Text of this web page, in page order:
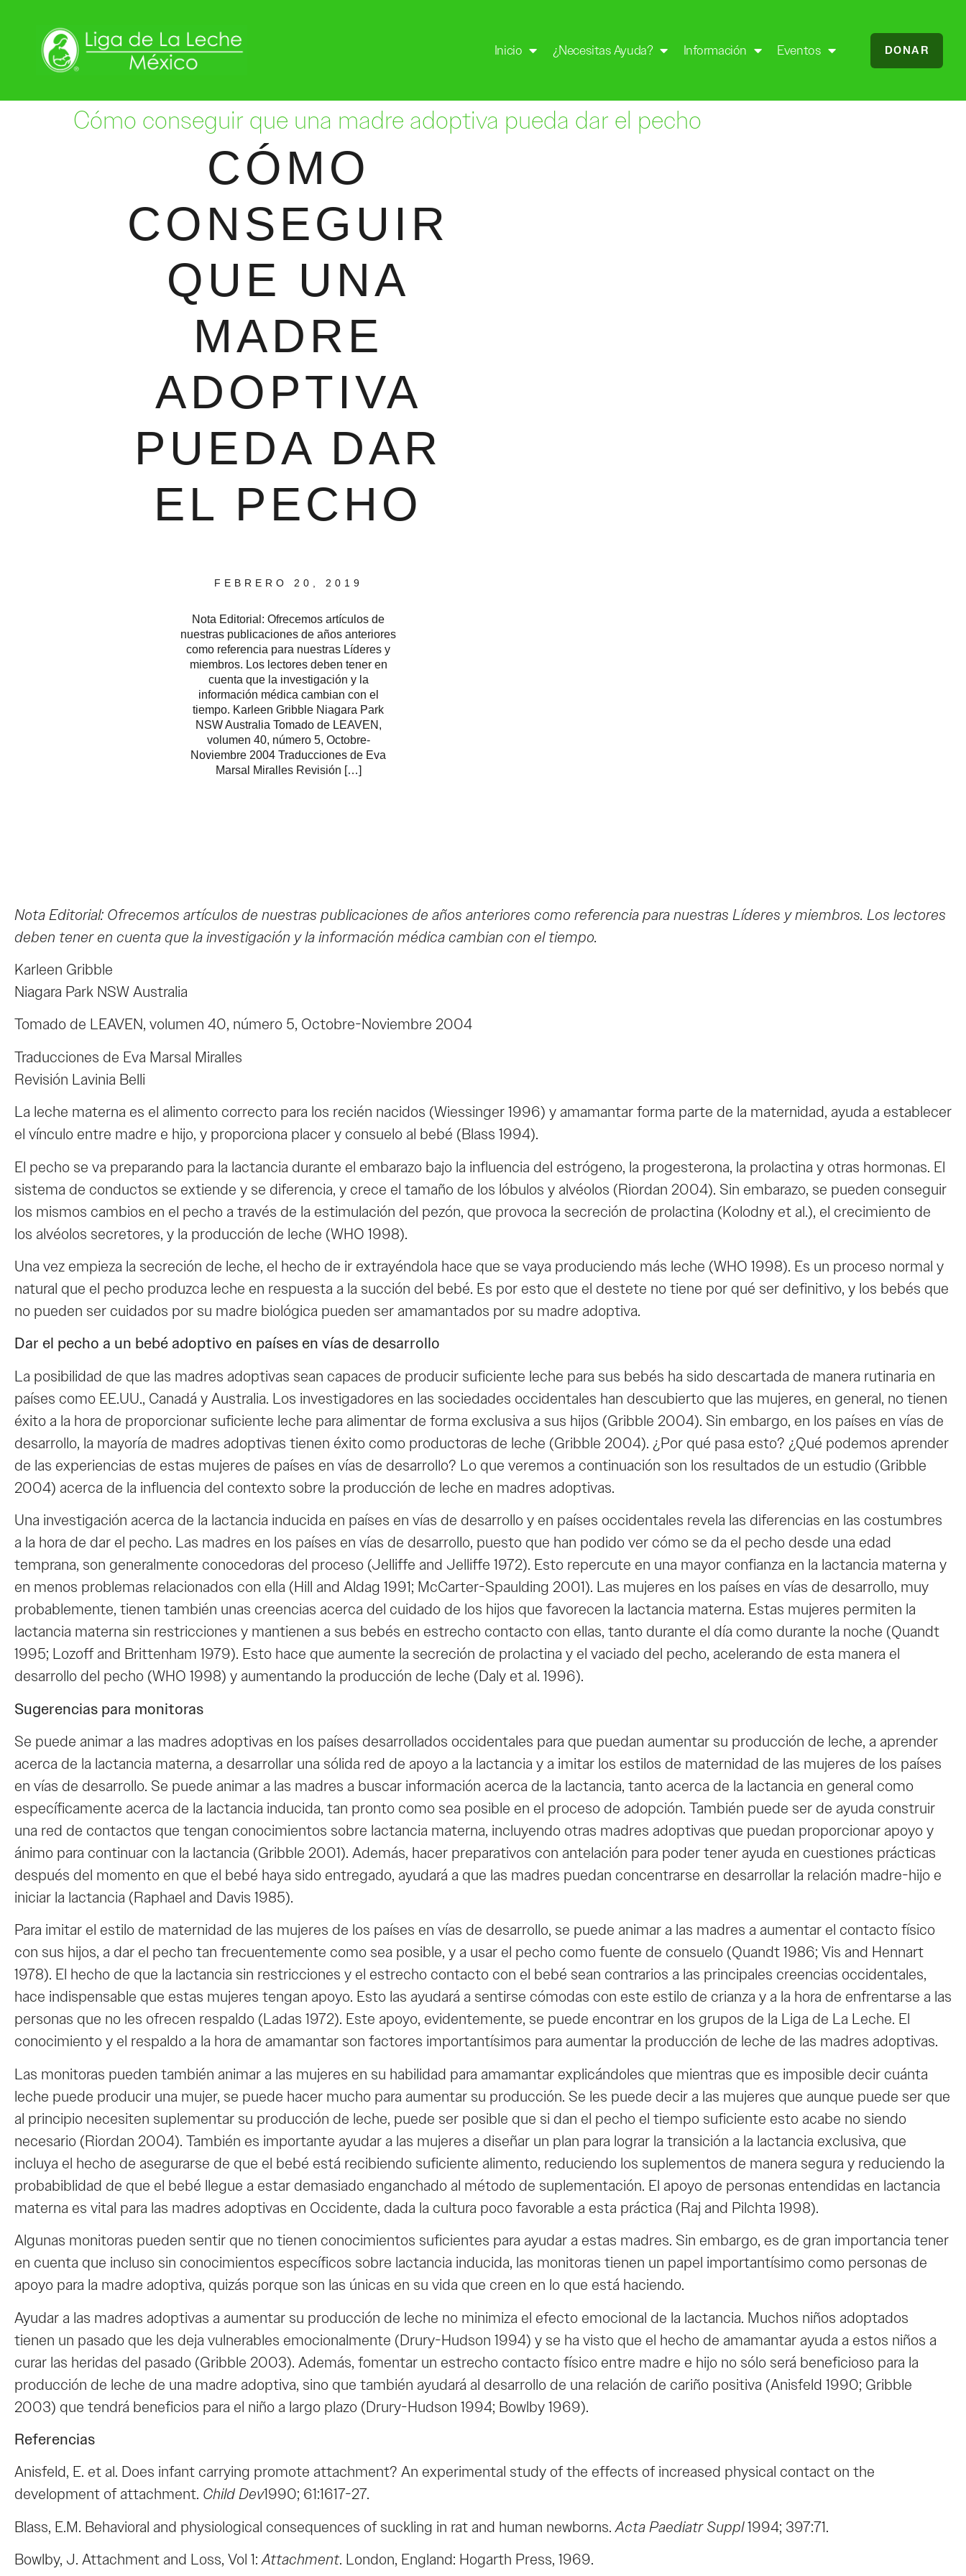
Inicio ¿Necesitas Ayuda? Información Eventos DONAR
Cómo conseguir que una madre adoptiva pueda dar el pecho
CÓMO
CONSEGUIR
QUE UNA
MADRE
ADOPTIVA
PUEDA DAR
EL PECHO
FEBRERO 20, 2019
Nota Editorial: Ofrecemos artículos de
nuestras publicaciones de años anteriores
como referencia para nuestras Líderes y
miembros. Los lectores deben tener en
cuenta que la investigación y la
información médica cambian con el
tiempo. Karleen Gribble Niagara Park
NSW Australia Tomado de LEAVEN,
volumen 40, número 5, Octobre-
Noviembre 2004 Traducciones de Eva
Marsal Miralles Revisión […]
Nota Editorial: Ofrecemos artículos de nuestras publicaciones de años anteriores como referencia para nuestras Líderes y miembros. Los lectores
deben tener en cuenta que la investigación y la información médica cambian con el tiempo.
Karleen Gribble
Niagara Park NSW Australia
Tomado de LEAVEN, volumen 40, número 5, Octobre-Noviembre 2004
Traducciones de Eva Marsal Miralles
Revisión Lavinia Belli
La leche materna es el alimento correcto para los recién nacidos (Wiessinger 1996) y amamantar forma parte de la maternidad, ayuda a establecer
el vínculo entre madre e hijo, y proporciona placer y consuelo al bebé (Blass 1994).
El pecho se va preparando para la lactancia durante el embarazo bajo la influencia del estrógeno, la progesterona, la prolactina y otras hormonas. El
sistema de conductos se extiende y se diferencia, y crece el tamaño de los lóbulos y alvéolos (Riordan 2004). Sin embarazo, se pueden conseguir
los mismos cambios en el pecho a través de la estimulación del pezón, que provoca la secreción de prolactina (Kolodny et al.), el crecimiento de
los alvéolos secretores, y la producción de leche (WHO 1998).
Una vez empieza la secreción de leche, el hecho de ir extrayéndola hace que se vaya produciendo más leche (WHO 1998). Es un proceso normal y
natural que el pecho produzca leche en respuesta a la succión del bebé. Es por esto que el destete no tiene por qué ser definitivo, y los bebés que
no pueden ser cuidados por su madre biológica pueden ser amamantados por su madre adoptiva.
Dar el pecho a un bebé adoptivo en países en vías de desarrollo
La posibilidad de que las madres adoptivas sean capaces de producir suficiente leche para sus bebés ha sido descartada de manera rutinaria en
países como EE.UU., Canadá y Australia. Los investigadores en las sociedades occidentales han descubierto que las mujeres, en general, no tienen
éxito a la hora de proporcionar suficiente leche para alimentar de forma exclusiva a sus hijos (Gribble 2004). Sin embargo, en los países en vías de
desarrollo, la mayoría de madres adoptivas tienen éxito como productoras de leche (Gribble 2004). ¿Por qué pasa esto? ¿Qué podemos aprender
de las experiencias de estas mujeres de países en vías de desarrollo? Lo que veremos a continuación son los resultados de un estudio (Gribble
2004) acerca de la influencia del contexto sobre la producción de leche en madres adoptivas.
Una investigación acerca de la lactancia inducida en países en vías de desarrollo y en países occidentales revela las diferencias en las costumbres
a la hora de dar el pecho. Las madres en los países en vías de desarrollo, puesto que han podido ver cómo se da el pecho desde una edad
temprana, son generalmente conocedoras del proceso (Jelliffe and Jelliffe 1972). Esto repercute en una mayor confianza en la lactancia materna y
en menos problemas relacionados con ella (Hill and Aldag 1991; McCarter-Spaulding 2001). Las mujeres en los países en vías de desarrollo, muy
probablemente, tienen también unas creencias acerca del cuidado de los hijos que favorecen la lactancia materna. Estas mujeres permiten la
lactancia materna sin restricciones y mantienen a sus bebés en estrecho contacto con ellas, tanto durante el día como durante la noche (Quandt
1995; Lozoff and Brittenham 1979). Esto hace que aumente la secreción de prolactina y el vaciado del pecho, acelerando de esta manera el
desarrollo del pecho (WHO 1998) y aumentando la producción de leche (Daly et al. 1996).
Sugerencias para monitoras
Se puede animar a las madres adoptivas en los países desarrollados occidentales para que puedan aumentar su producción de leche, a aprender
acerca de la lactancia materna, a desarrollar una sólida red de apoyo a la lactancia y a imitar los estilos de maternidad de las mujeres de los países
en vías de desarrollo. Se puede animar a las madres a buscar información acerca de la lactancia, tanto acerca de la lactancia en general como
específicamente acerca de la lactancia inducida, tan pronto como sea posible en el proceso de adopción. También puede ser de ayuda construir
una red de contactos que tengan conocimientos sobre lactancia materna, incluyendo otras madres adoptivas que puedan proporcionar apoyo y
ánimo para continuar con la lactancia (Gribble 2001). Además, hacer preparativos con antelación para poder tener ayuda en cuestiones prácticas
después del momento en que el bebé haya sido entregado, ayudará a que las madres puedan concentrarse en desarrollar la relación madre-hijo e
iniciar la lactancia (Raphael and Davis 1985).
Para imitar el estilo de maternidad de las mujeres de los países en vías de desarrollo, se puede animar a las madres a aumentar el contacto físico
con sus hijos, a dar el pecho tan frecuentemente como sea posible, y a usar el pecho como fuente de consuelo (Quandt 1986; Vis and Hennart
1978). El hecho de que la lactancia sin restricciones y el estrecho contacto con el bebé sean contrarios a las principales creencias occidentales,
hace indispensable que estas mujeres tengan apoyo. Esto las ayudará a sentirse cómodas con este estilo de crianza y a la hora de enfrentarse a las
personas que no les ofrecen respaldo (Ladas 1972). Este apoyo, evidentemente, se puede encontrar en los grupos de la Liga de La Leche. El
conocimiento y el respaldo a la hora de amamantar son factores importantísimos para aumentar la producción de leche de las madres adoptivas.
Las monitoras pueden también animar a las mujeres en su habilidad para amamantar explicándoles que mientras que es imposible decir cuánta
leche puede producir una mujer, se puede hacer mucho para aumentar su producción. Se les puede decir a las mujeres que aunque puede ser que
al principio necesiten suplementar su producción de leche, puede ser posible que si dan el pecho el tiempo suficiente esto acabe no siendo
necesario (Riordan 2004). También es importante ayudar a las mujeres a diseñar un plan para lograr la transición a la lactancia exclusiva, que
incluya el hecho de asegurarse de que el bebé está recibiendo suficiente alimento, reduciendo los suplementos de manera segura y reduciendo la
probabiblidad de que el bebé llegue a estar demasiado enganchado al método de suplementación. El apoyo de personas entendidas en lactancia
materna es vital para las madres adoptivas en Occidente, dada la cultura poco favorable a esta práctica (Raj and Pilchta 1998).
Algunas monitoras pueden sentir que no tienen conocimientos suficientes para ayudar a estas madres. Sin embargo, es de gran importancia tener
en cuenta que incluso sin conocimientos específicos sobre lactancia inducida, las monitoras tienen un papel importantísimo como personas de
apoyo para la madre adoptiva, quizás porque son las únicas en su vida que creen en lo que está haciendo.
Ayudar a las madres adoptivas a aumentar su producción de leche no minimiza el efecto emocional de la lactancia. Muchos niños adoptados
tienen un pasado que les deja vulnerables emocionalmente (Drury-Hudson 1994) y se ha visto que el hecho de amamantar ayuda a estos niños a
curar las heridas del pasado (Gribble 2003). Además, fomentar un estrecho contacto físico entre madre e hijo no sólo será beneficioso para la
producción de leche de una madre adoptiva, sino que también ayudará al desarrollo de una relación de cariño positiva (Anisfeld 1990; Gribble
2003) que tendrá beneficios para el niño a largo plazo (Drury-Hudson 1994; Bowlby 1969).
Referencias
Anisfeld, E. et al. Does infant carrying promote attachment? An experimental study of the effects of increased physical contact on the
development of attachment. Child Dev1990; 61:1617-27.
Blass, E.M. Behavioral and physiological consequences of suckling in rat and human newborns.Acta Paediatr Suppl1994; 397:71.
Bowlby, J. Attachment and Loss, Vol 1:Attachment. London, England: Hogarth Press, 1969.